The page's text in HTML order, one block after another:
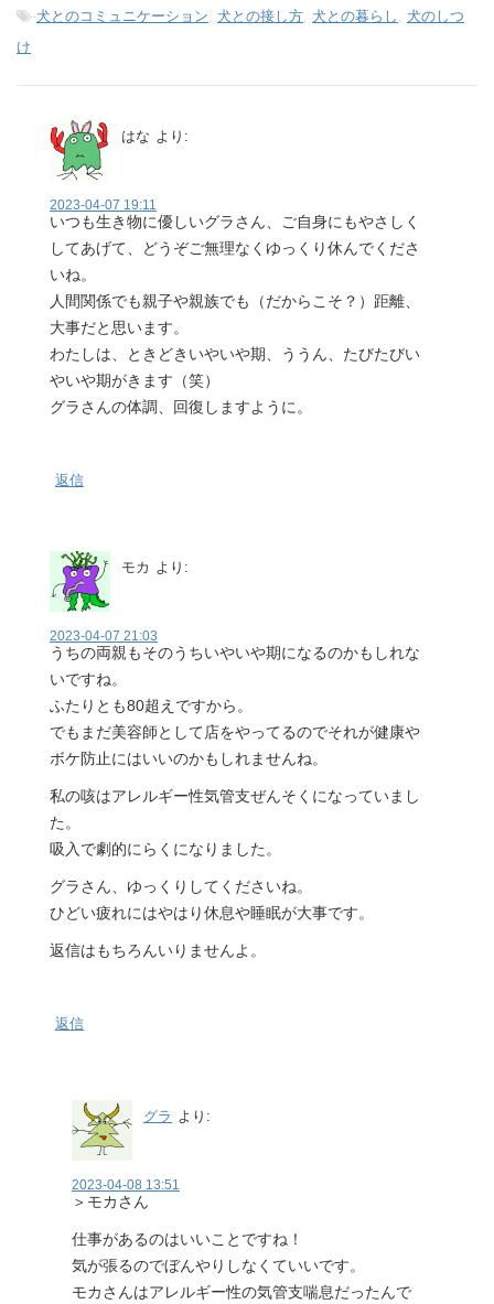
-犬とのコミュニケーション, 犬との接し方, 犬との暮らし , 犬のしつ
け
はな より:
2023-04-07 19:11
いつも生き物に優しいグラさん、ご自身にもやさしく
してあげて、どうぞご無理なくゆっくり休んでくださ
いね。
人間関係でも親子や親族でも（だからこそ？）距離、
大事だと思います。
わたしは、ときどきいやいや期、ううん、たびたびい
やいや期がきます（笑）
グラさんの体調、回復しますように。
返信
モカ より:
2023-04-07 21:03
うちの両親もそのうちいやいや期になるのかもしれな
いですね。
ふたりとも80超えですから。
でもまだ美容師として店をやってるのでそれが健康や
ボケ防止にはいいのかもしれませんね。
私の咳はアレルギー性気管支ぜんそくになっていまし
た。
吸入で劇的にらくになりました。
グラさん、ゆっくりしてくださいね。
ひどい疲れにはやはり休息や睡眠が大事です。
返信はもちろんいりませんよ。
返信
グラ より:
2023-04-08 13:51
＞モカさん
仕事があるのはいいことですね！
気が張るのでぼんやりしなくていいです。
モカさんはアレルギー性の気管支喘息だったんで